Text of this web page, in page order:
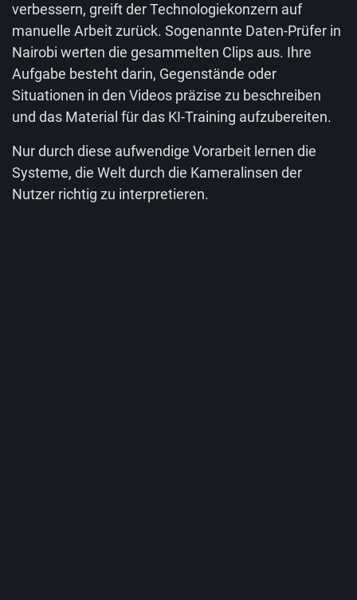
verbessern, greift der Technologiekonzern auf
manuelle Arbeit zurück. Sogenannte Daten-Prüfer in
Nairobi werten die gesammelten Clips aus. Ihre
Aufgabe besteht darin, Gegenstände oder
Situationen in den Videos präzise zu beschreiben
und das Material für das KI-Training aufzubereiten.
Nur durch diese aufwendige Vorarbeit lernen die
Systeme, die Welt durch die Kameralinsen der
Nutzer richtig zu interpretieren.